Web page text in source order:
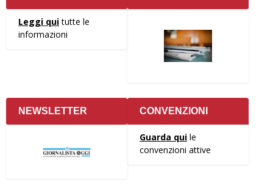
Leggi quitutte le
informazioni
NEWSLETTER CONVENZIONI
Guarda qui le
convenzioni attive